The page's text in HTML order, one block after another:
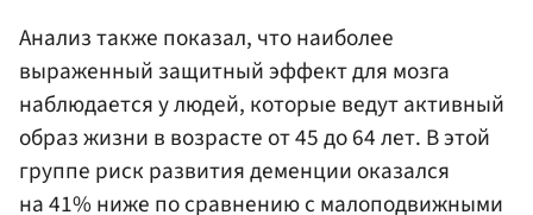
Анализ также показал, что наиболее
выраженный защитный эффект для мозга
наблюдается у людей, которые ведут активный
образ жизни в возрасте от 45 до 64 лет. В этой
группе риск развития деменции оказался
на 41% ниже по сравнению с малоподвижными